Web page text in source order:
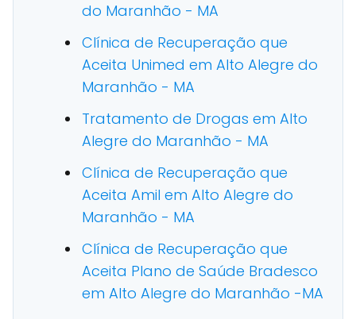
do Maranhão - MA
Clínica de Recuperação que
Aceita Unimed em Alto Alegre do
Maranhão - MA
Tratamento de Drogas em Alto
Alegre do Maranhão - MA
Clínica de Recuperação que
Aceita Amil em Alto Alegre do
Maranhão - MA
Clínica de Recuperação que
Aceita Plano de Saúde Bradesco
em Alto Alegre do Maranhão -MA